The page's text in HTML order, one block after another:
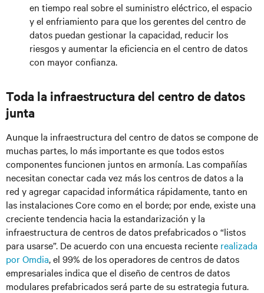
en tiempo real sobre el suministro eléctrico, el espacio
y el enfriamiento para que los gerentes del centro de
datos puedan gestionar la capacidad, reducir los
riesgos y aumentar la eficiencia en el centro de datos
con mayor confianza.
Toda la infraestructura del centro de datos
junta
Aunque la infraestructura del centro de datos se compone de
muchas partes, lo más importante es que todos estos
componentes funcionen juntos en armonía. Las compañías
necesitan conectar cada vez más los centros de datos a la
red y agregar capacidad informática rápidamente, tanto en
las instalaciones Core como en el borde; por ende, existe una
creciente tendencia hacia la estandarización y la
infraestructura de centros de datos prefabricados o “listos
para usarse”. De acuerdo con una encuesta reciente realizada
por Omdia, el 99% de los operadores de centros de datos
empresariales indica que el diseño de centros de datos
modulares prefabricados será parte de su estrategia futura.